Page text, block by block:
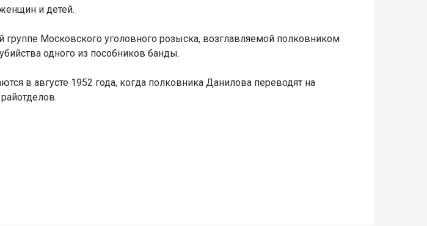
и детей.
Московского уголовного розыска, возглавляемой полковником
одного из пособников банды.
в августе 1952 года, когда полковника Данилова переводят на